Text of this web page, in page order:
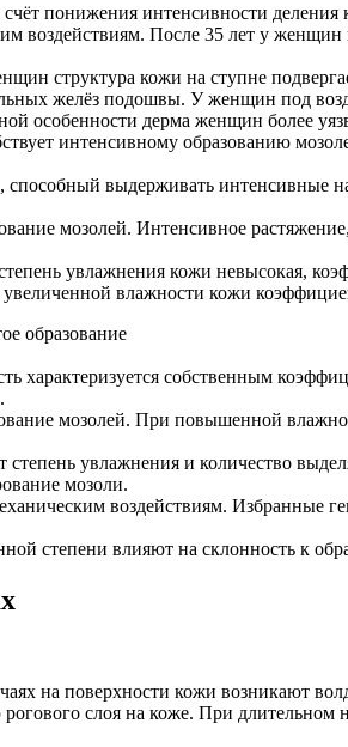
понижения интенсивности
воздействиям. После 35 лет у
структура кожи на ступне
желёз подошвы. У женщин под
особенности дерма женщин более
интенсивному образованию
выдерживать интенсивные
мозолей. Интенсивное
увлажнения кожи невысокая,
влажности кожи
характеризуется собственным
мозолей. При повышенной
увлажнения и количество
мозоли.
воздействиям. Избранные
степени влияют на склонность к
на поверхности кожи возникают
слоя на коже. При длительном